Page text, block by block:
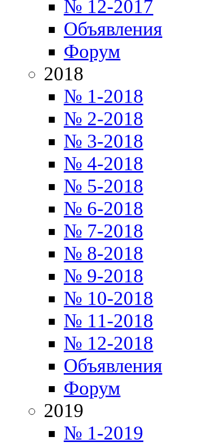
№ 12-2017
Объявления
Форум
2018
№ 1-2018
№ 2-2018
№ 3-2018
№ 4-2018
№ 5-2018
№ 6-2018
№ 7-2018
№ 8-2018
№ 9-2018
№ 10-2018
№ 11-2018
№ 12-2018
Объявления
Форум
2019
№ 1-2019